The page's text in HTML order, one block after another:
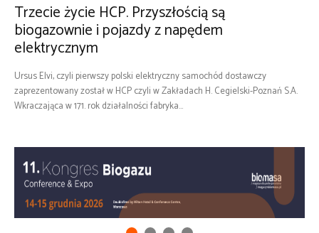
Trzecie życie HCP. Przyszłością są
biogazownie i pojazdy z napędem
elektrycznym
Ursus Elvi, czyli pierwszy polski elektryczny samochód dostawczy
zaprezentowany został w HCP czyli w Zakładach H. Cegielski-Poznań S.A.
Wkraczająca w 171. rok działalności fabryka...